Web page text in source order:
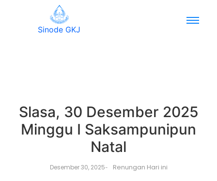
Sinode GKJ
Slasa, 30 Desember 2025
Minggu I Saksampunipun
Natal
Desember 30, 2025- Renungan Hari ini